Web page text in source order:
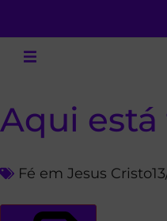
Aqui está
Fé em Jesus Cristo